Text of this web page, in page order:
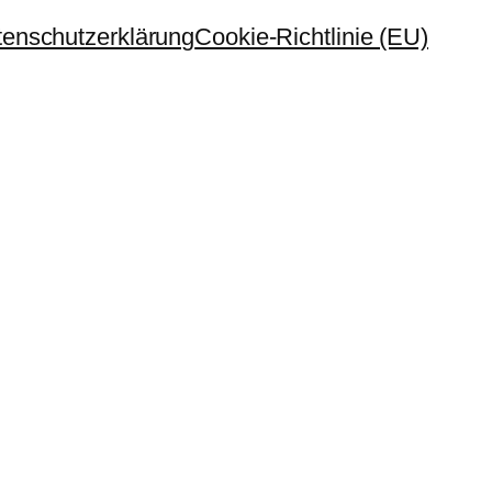
Cookie-Richtlinie (EU)